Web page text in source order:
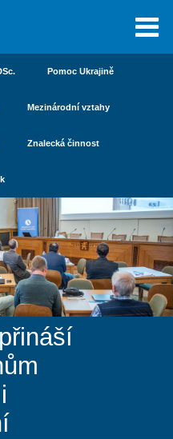
Pomoc Ukrajině
Mezinárodní vztahy
Znalecká činnost